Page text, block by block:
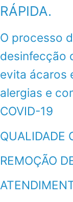
RÁPIDA.
O processo
desinfecção
evita ácaros
alergias e
COVID-19
QUALIDADE
REMOÇÃO